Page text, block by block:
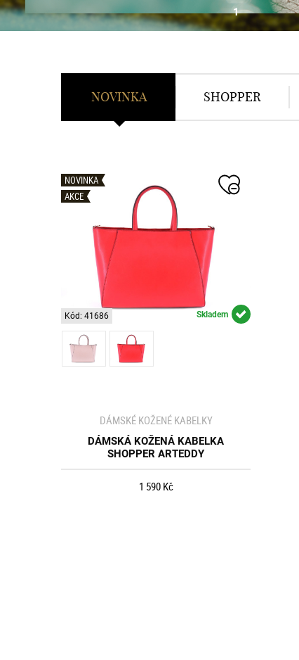
NOVINKA SHOPPER
NOVINKA
AKCE
Kód: 41686 Skladem
DÁMSKÉ KOŽENÉ KABELKY
DÁMSKÁ KOŽENÁ KABELKA
SHOPPER ARTEDDY
1 590 Kč